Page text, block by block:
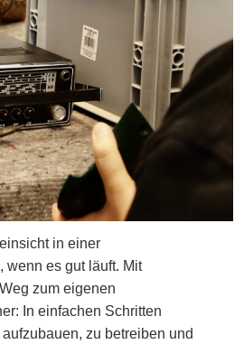
in einer
wenn es gut läuft. Mit
zum eigenen
In einfachen Schritten
zu betreiben und